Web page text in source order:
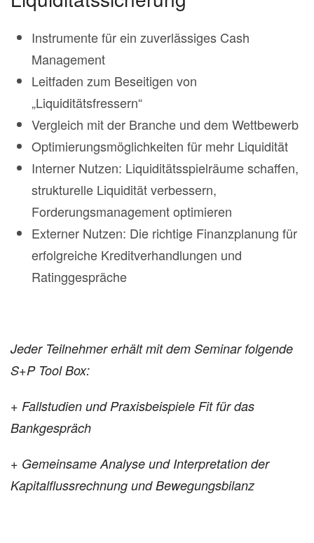
Instrumente für ein zuverlässiges Cash
Management
Leitfaden zum Beseitigen von
„Liquiditätsfressern“
Vergleich mit der Branche und dem Wettbewerb
Optimierungsmöglichkeiten für mehr Liquidität
Interner Nutzen: Liquiditätsspielräume schaffen,
strukturelle Liquidität verbessern,
Forderungsmanagement optimieren
Externer Nutzen: Die richtige Finanzplanung für
erfolgreiche Kreditverhandlungen und
Ratinggespräche
Jeder Teilnehmer erhält mit dem Seminar folgende
S+P Tool Box:
+ Fallstudien und Praxisbeispiele Fit für das
Bankgespräch
+ Gemeinsame Analyse und Interpretation der
Kapitalflussrechnung und Bewegungsbilanz